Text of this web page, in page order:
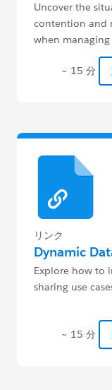
Uncover the
contention and
when managing
~ 15 分
リンク
Dynamic
Explore how to
sharing use
~ 15 分